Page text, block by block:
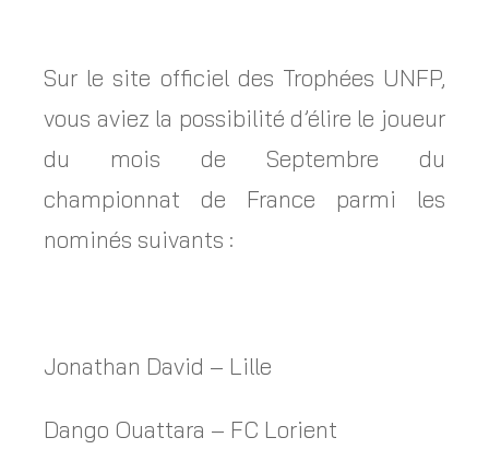
Sur le site officiel des Trophées UNFP,
vous aviez la possibilité d’élire le joueur
du mois de Septembre du
championnat de France parmi les
nominés suivants :
Jonathan David – Lille
Dango Ouattara – FC Lorient